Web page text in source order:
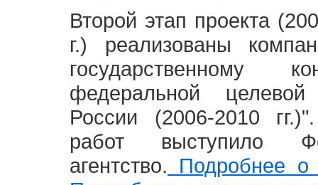
Второй этап проекта
г.) реализованы
государственному
федеральной
России (2006-2010
работ выступило
агентство. Подробнее о